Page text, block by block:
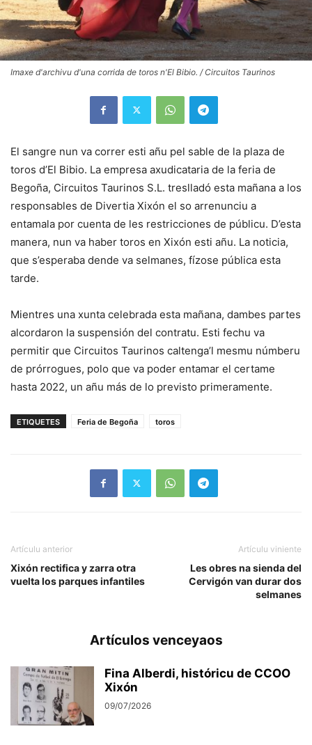
Imaxe d'archivu d'una corrida de toros n'El Bibio. / Circuitos Taurinos
El sangre nun va correr esti añu pel sable de la plaza de
toros d’El Bibio. La empresa axudicataria de la feria de
Begoña, Circuitos Taurinos S.L. treslladó esta mañana a los
responsables de Divertia Xixón el so arrenunciu a
entamala por cuenta de les restricciones de públicu. D’esta
manera, nun va haber toros en Xixón esti añu. La noticia,
que s’esperaba dende va selmanes, fízose pública esta
tarde.
Mientres una xunta celebrada esta mañana, dambes partes
alcordaron la suspensión del contratu. Esti fechu va
permitir que Circuitos Taurinos caltenga’l mesmu númberu
de prórrogues, polo que va poder entamar el certame
hasta 2022, un añu más de lo previsto primeramente.
ETIQUETES Feria de Begoña toros
Artículu anterior
Xixón rectifica y zarra otra
vuelta los parques infantiles
Artículu viniente
Les obres na sienda del
Cervigón van durar dos
selmanes
Artículos venceyaos
Fina Alberdi, históricu de CCOO
Xixón
09/07/2026